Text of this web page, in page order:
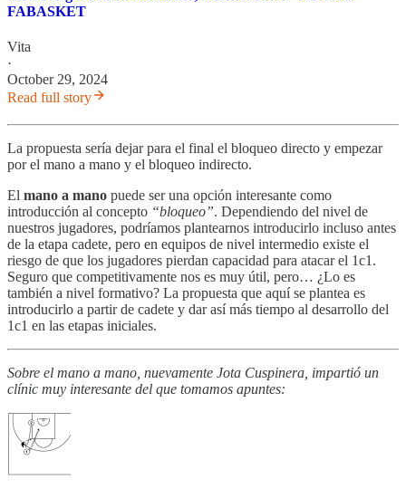
FABASKET
Vita
·
October 29, 2024
Read full story
La propuesta sería dejar para el final el bloqueo directo y empezar
por el mano a mano y el bloqueo indirecto.
El mano a mano puede ser una opción interesante como
introducción al concepto “bloqueo”. Dependiendo del nivel de
nuestros jugadores, podríamos plantearnos introducirlo incluso antes
de la etapa cadete, pero en equipos de nivel intermedio existe el
riesgo de que los jugadores pierdan capacidad para atacar el 1c1.
Seguro que competitivamente nos es muy útil, pero… ¿Lo es
también a nivel formativo? La propuesta que aquí se plantea es
introducirlo a partir de cadete y dar así más tiempo al desarrollo del
1c1 en las etapas iniciales.
Sobre el mano a mano, nuevamente Jota Cuspinera, impartió un
clínic muy interesante del que tomamos apuntes: